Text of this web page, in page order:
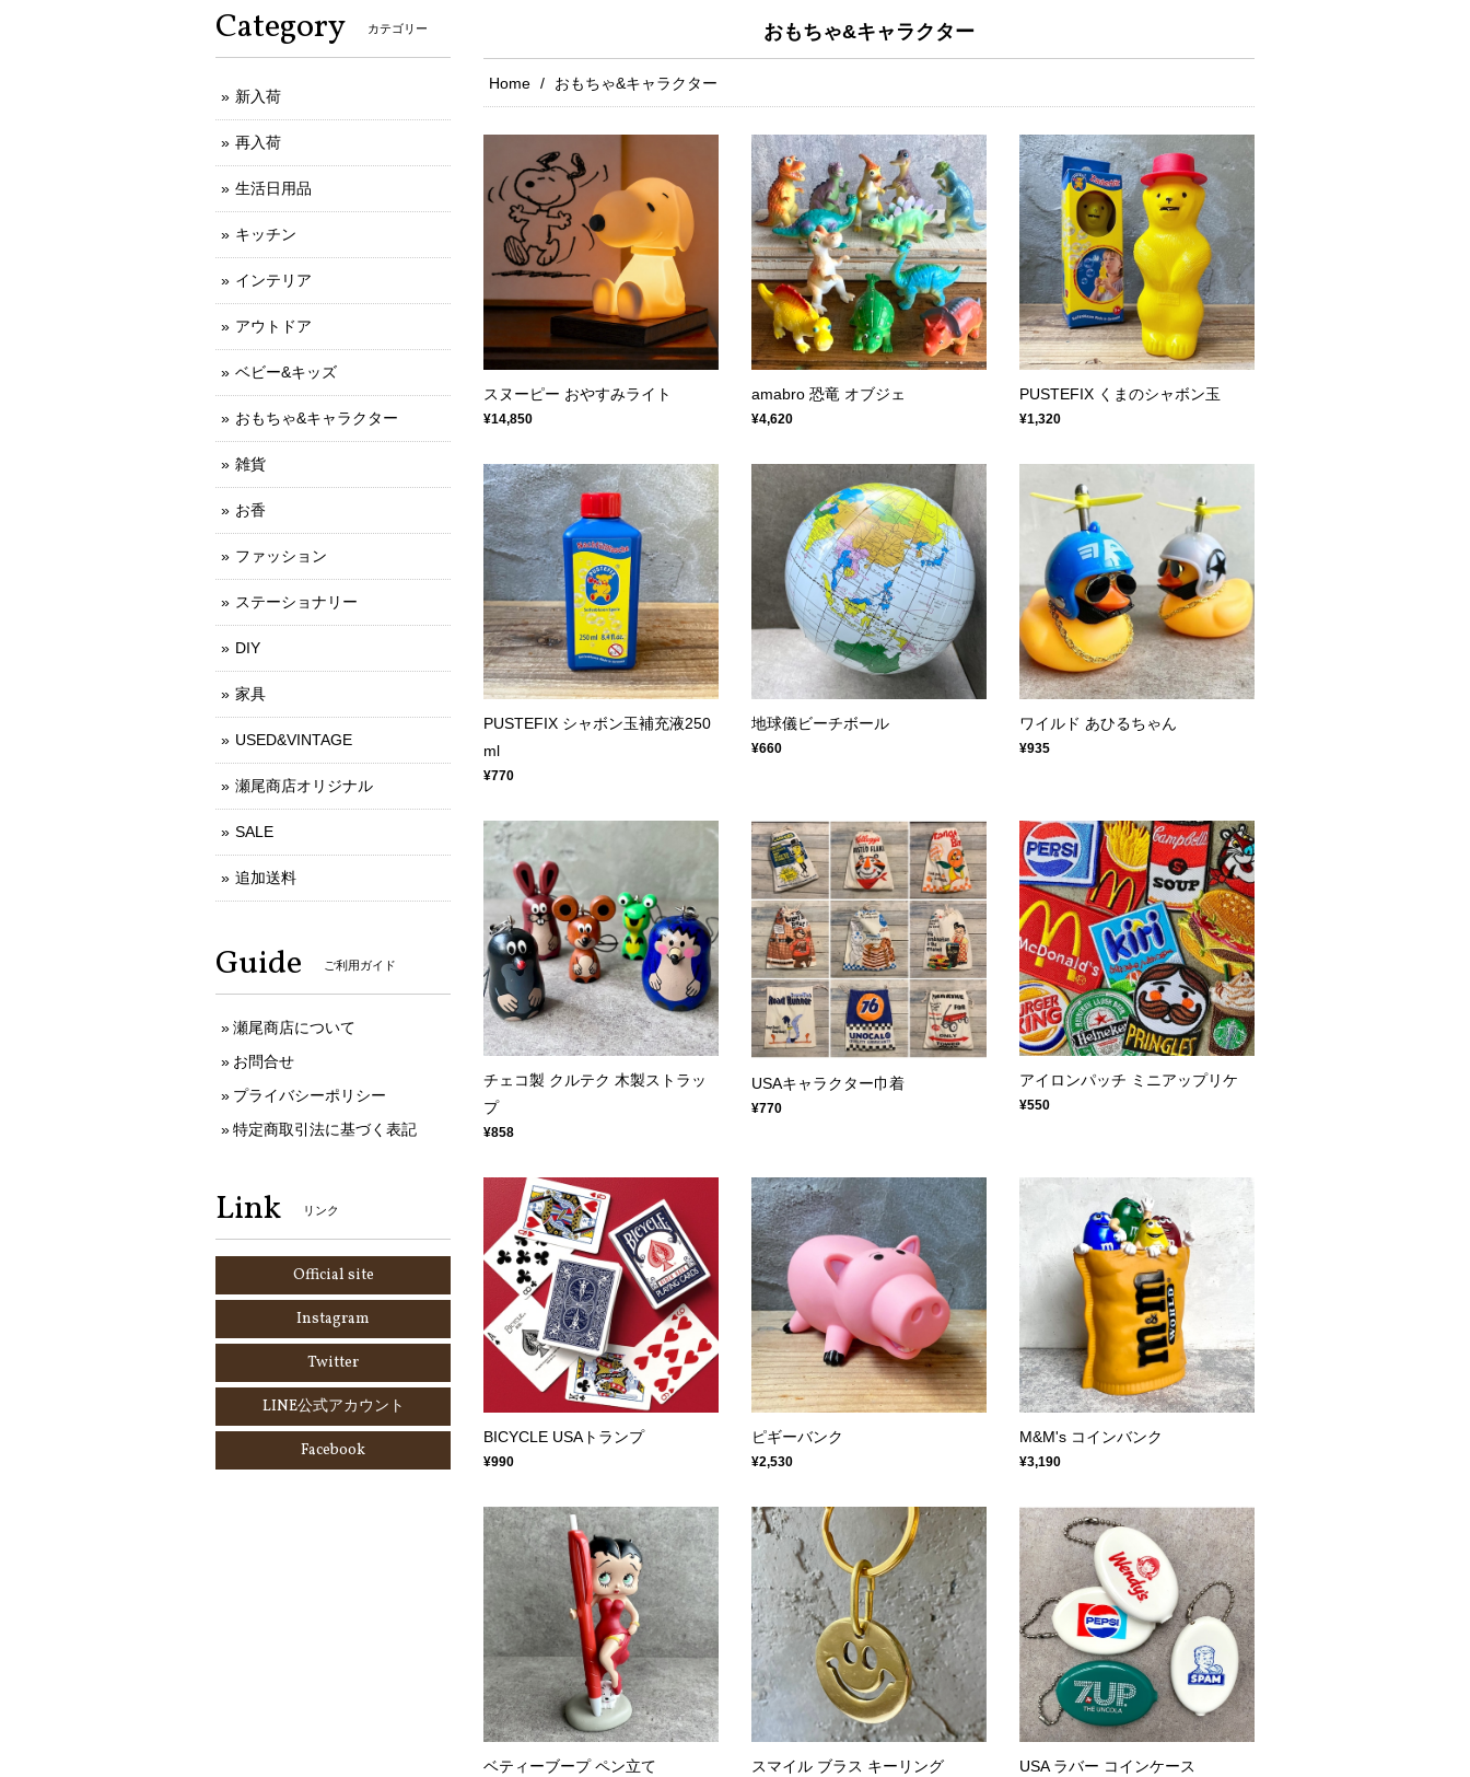
おもちゃ&キャラクター
Home おもちゃ&キャラクター
スヌーピー おやすみライト
¥14,850
amabro 恐竜 オブジェ
¥4,620
PUSTEFIX くまのシャボン玉
¥1,320
PUSTEFIX シャボン玉補充液250
ml
¥770
地球儀ビーチボール
¥660
ワイルド あひるちゃん
¥935
チェコ製 クルテク 木製ストラッ
プ
¥858
USAキャラクター巾着
¥770
アイロンパッチ ミニアップリケ
¥550
BICYCLE USAトランプ
¥990
ピギーバンク
¥2,530
M&M's コインバンク
¥3,190
ベティーブープ ペン立て スマイル ブラス キーリング USA ラバー コインケース
Category カテゴリー
新入荷
再入荷
生活日用品
キッチン
インテリア
アウトドア
ベビー&キッズ
おもちゃ&キャラクター
雑貨
お香
ファッション
ステーショナリー
DIY
家具
USED&VINTAGE
瀬尾商店オリジナル
SALE
追加送料
Guide ご利用ガイド
瀬尾商店について
お問合せ
プライバシーポリシー
特定商取引法に基づく表記
Link リンク
Official site
Instagram
Twitter
LINE公式アカウント
Facebook